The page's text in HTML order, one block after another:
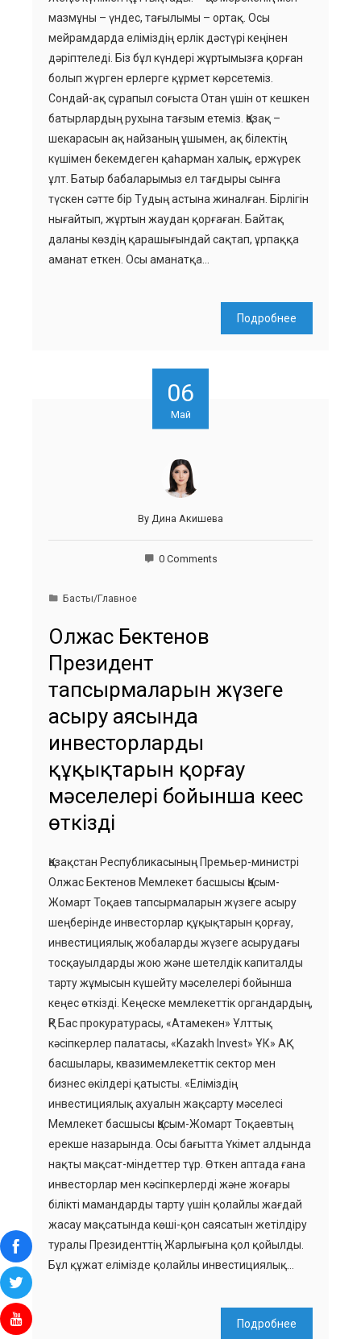
мазмұны – үндес, тағылымы – ортақ. Осы
мейрамдарда еліміздің ерлік дәстүрі кеңінен
дәріптеледі. Біз бұл күндері жұртымызға қорған
болып жүрген ерлерге құрмет көрсетеміз.
Сондай-ақ сұрапыл соғыста Отан үшін от кешкен
батырлардың рухына тағзым етеміз. Қазақ –
шекарасын ақ найзаның ұшымен, ақ білектің
күшімен бекемдеген қаһарман халық, ержүрек
ұлт. Батыр бабаларымыз ел тағдыры сынға
түскен сәтте бір Тудың астына жиналған. Бірлігін
нығайтып, жұртын жаудан қорғаған. Байтақ
даланы көздің қарашығындай сақтап, ұрпаққа
аманат еткен. Осы аманатқа…
Подробнее
06
Май
By Дина Акишева
0 Comments
Басты/Главное
Олжас Бектенов
Президент
тапсырмаларын жүзеге
асыру аясында
инвесторлардың
құқықтарын қорғау
мәселелері бойынша кеңес
өткізді
Қазақстан Республикасының Премьер-министрі
Олжас Бектенов Мемлекет басшысы Қасым-
Жомарт Тоқаев тапсырмаларын жүзеге асыру
шеңберінде инвесторлар құқықтарын қорғау,
инвестициялық жобаларды жүзеге асырудағы
тосқауылдарды жою және шетелдік капиталды
тарту жұмысын күшейту мәселелері бойынша
кеңес өткізді. Кеңеске мемлекеттік органдардың,
ҚР Бас прокуратурасы, «Атамекен» Ұлттық
кәсіпкерлер палатасы, «Kazakh Invest» ҰК» АҚ
басшылары, квазимемлекеттік сектор мен
бизнес өкілдері қатысты. «Еліміздің
инвестициялық ахуалын жақсарту мәселесі
Мемлекет басшысы Қасым-Жомарт Тоқаевтың
ерекше назарында. Осы бағытта Үкімет алдында
нақты мақсат-міндеттер тұр. Өткен аптада ғана
инвесторлар мен кәсіпкерлерді және жоғары
білікті мамандарды тарту үшін қолайлы жағдай
жасау мақсатында көші-қон саясатын жетілдіру
туралы Президенттің Жарлығына қол қойылды.
Бұл құжат елімізде қолайлы инвестициялық…
Подробнее